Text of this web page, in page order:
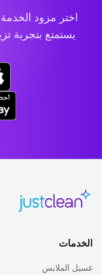
اختر مزود
يستمتع بتجربة
الخدمات
غسيل الملابس